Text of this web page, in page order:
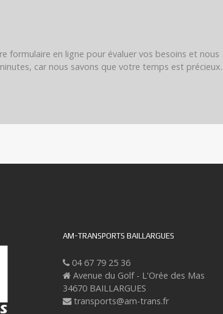
formulaire en ligne pour évaluer vos besoins et nous
car nous savons que votre temps est précieux.
AM-TRANSPORTS BAILLARGUES
04 67 79 25 36
Avenue du Golf - L'Orée des Mas
34670 BAILLARGUES
transports@am-trans.fr